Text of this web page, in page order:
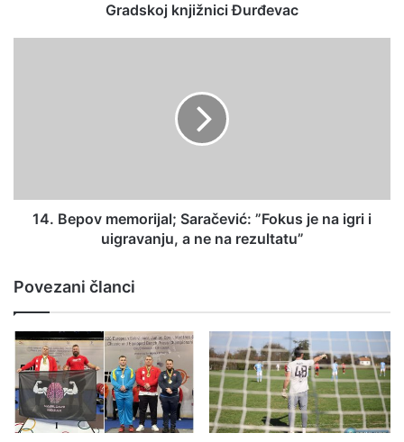
Gradskoj knjižnici Đurđevac
14. Bepov memorijal; Saračević: ”Fokus je na igri i
uigravanju, a ne na rezultatu”
Povezani članci